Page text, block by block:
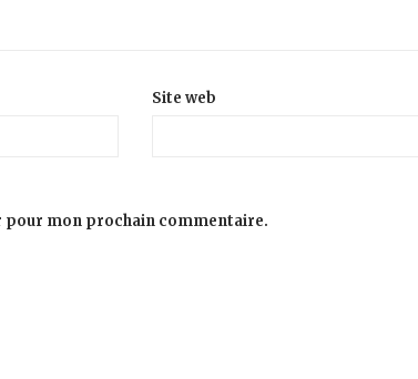
Site web
pour mon prochain commentaire.